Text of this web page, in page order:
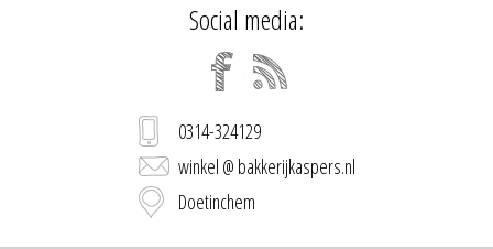
Social media:
0314-324129
winkel @ bakkerijkaspers.nl
Doetinchem